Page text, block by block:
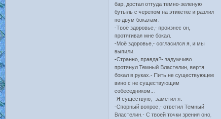
бар, достал оттуда темно-зеленую
бутыль с черепом на этикетке и разлил
по двум бокалам.
-Твоё здоровье,- произнес он,
протягивая мне бокал.
-Моё здоровье,- согласился я, и мы
выпили.
-Странно, правда?- задумчиво
протянул Темный Властелин, вертя
бокал в руках.- Пить не существующее
вино с не существующим
собеседником...
-Я существую,- заметил я.
-Спорный вопрос,- ответил Темный
Властелин.- С твоей точки зрения оно,